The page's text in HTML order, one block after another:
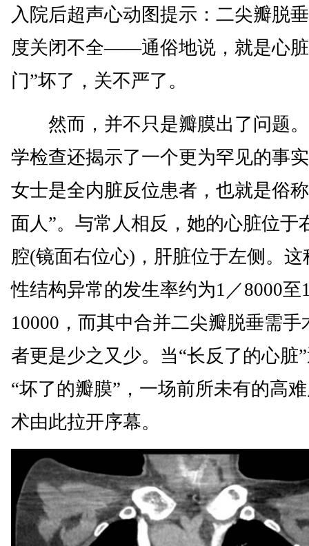
入院后超声心动图提示：二尖瓣脱
度关闭不全——通俗地说，就是心
门”坏了，关不严了。
然而，并不只是瓣膜出了问题
学检查还揭示了一个更为罕见的事
女士是全内脏反位患者，也就是俗
面人”。与常人相反，她的心脏位于
腔(镜面右位心)，肝脏位于左侧。这
性结构异常的发生率约为1／8000至
10000，而其中合并二尖瓣脱垂需手
者更是少之又少。当“长反了的心脏
“坏了的瓣膜”，一场前所未有的高
术由此拉开序幕。